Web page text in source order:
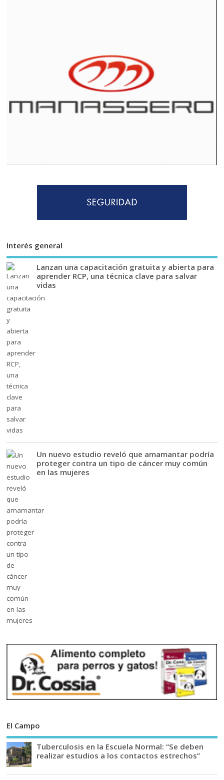
Interés general
Lanzan una capacitación gratuita y abierta para
aprender RCP, una técnica clave para salvar
vidas
Un nuevo estudio reveló que amamantar podría
proteger contra un tipo de cáncer muy común
en las mujeres
El Campo
Tuberculosis en la Escuela Normal: “Se deben
realizar estudios a los contactos estrechos”